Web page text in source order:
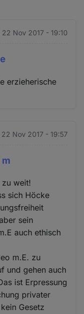
22 Nov 2017 - 19:10
erzieherische
22 Nov 2017 - 19:57
weit!
sich Höcke
sein
auch ethisch
m.E. zu
und gehen auch
ist Erpressung
privater
Gesetz